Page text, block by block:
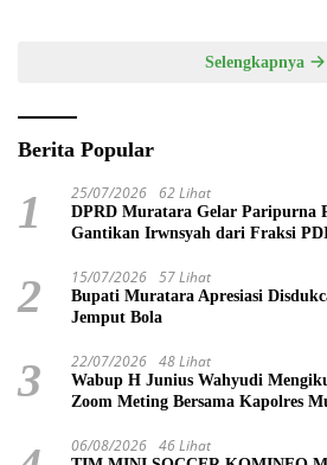
Selengkapnya
Berita Popular
1 25/07/2026 62 Lihat
DPRD Muratara Gelar Paripurna
Gantikan Irwnsyah dari Fraksi
2 15/07/2026 57 Lihat
Bupati Muratara Apresiasi
Jemput Bola
3 22/07/2026 48 Lihat
Wabup H Junius Wahyudi
Zoom Meting Bersama Kapolres
06/08/2026 46 Lihat